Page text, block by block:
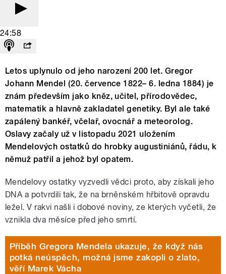
24:58
Letos uplynulo od jeho narození 200 let. Gregor
Johann Mendel (20. července 1822– 6. ledna 1884) je
znám především jako kněz, učitel, přírodovědec,
matematik a hlavně zakladatel genetiky. Byl ale také
zapálený bankéř, včelař, ovocnář a meteorolog.
Oslavy začaly už v listopadu 2021 uložením
Mendelových ostatků do hrobky augustiniánů, řádu, k
němuž patřil a jehož byl opatem.
Mendelovy ostatky vyzvedli vědci proto, aby získali jeho
DNA a potvrdili tak, že na brněnském hřbitově opravdu
ležel. V rakvi našli i dobové noviny, ze kterých vyčetli, že
vznikla dva měsíce před jeho smrtí.
Příběh Gregora Mendela ukazuje, že když nás
potká neúspěch, možná jsme zakopli o zlato,
věří Marek Vácha